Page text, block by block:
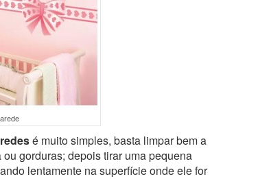
é muito simples, basta limpar bem a
gorduras; depois tirar uma pequena
lentamente na superfície onde ele for